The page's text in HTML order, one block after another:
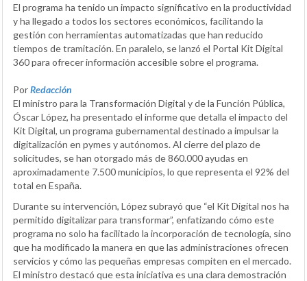
El programa ha tenido un impacto significativo en la productividad
y ha llegado a todos los sectores económicos, facilitando la
gestión con herramientas automatizadas que han reducido
tiempos de tramitación. En paralelo, se lanzó el Portal Kit Digital
360 para ofrecer información accesible sobre el programa.
PorRedacción
El ministro para la Transformación Digital y de la Función Pública,
Óscar López, ha presentado el informe que detalla el impacto del
Kit Digital, un programa gubernamental destinado a impulsar la
digitalización en pymes y autónomos. Al cierre del plazo de
solicitudes, se han otorgado más de 860.000 ayudas en
aproximadamente 7.500 municipios, lo que representa el 92% del
total en España.
Durante su intervención, López subrayó que “el Kit Digital nos ha
permitido digitalizar para transformar”, enfatizando cómo este
programa no solo ha facilitado la incorporación de tecnología, sino
que ha modificado la manera en que las administraciones ofrecen
servicios y cómo las pequeñas empresas compiten en el mercado.
El ministro destacó que esta iniciativa es una clara demostración